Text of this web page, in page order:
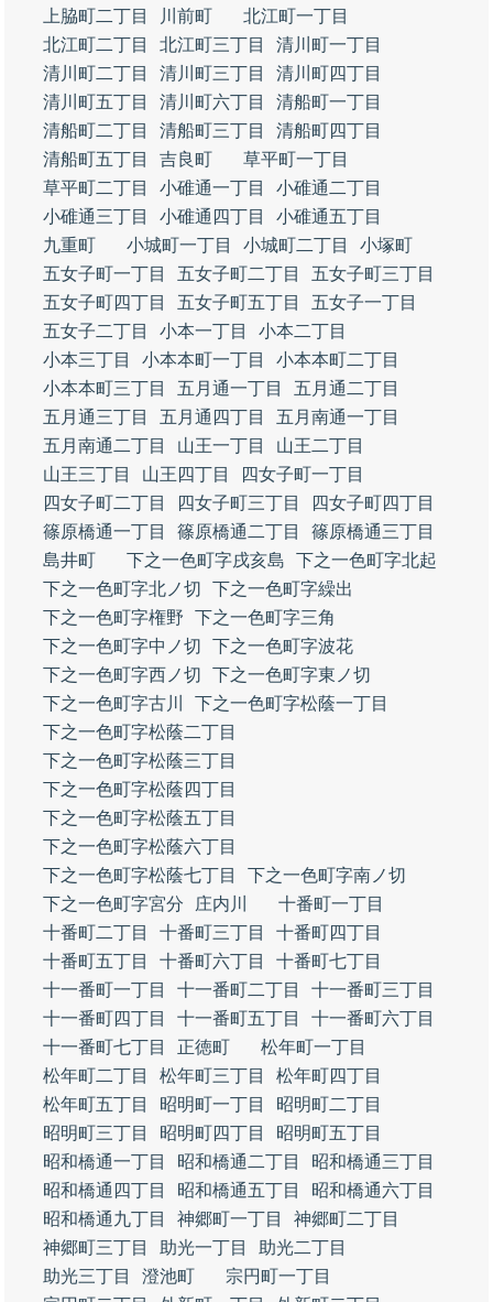
上脇町二丁目
川前町
北江町一丁目
北江町二丁目
北江町三丁目
清川町一丁目
清川町二丁目
清川町三丁目
清川町四丁目
清川町五丁目
清川町六丁目
清船町一丁目
清船町二丁目
清船町三丁目
清船町四丁目
清船町五丁目
吉良町
草平町一丁目
草平町二丁目
小碓通一丁目
小碓通二丁目
小碓通三丁目
小碓通四丁目
小碓通五丁目
九重町
小城町一丁目 小城町二丁目
小塚町
五女子町一丁目
五女子町二丁目
五女子町三丁目
五女子町四丁目
五女子町五丁目
五女子一丁目
五女子二丁目
小本一丁目
小本二丁目
小本三丁目
小本本町一丁目
小本本町二丁目
小本本町三丁目
五月通一丁目
五月通二丁目
五月通三丁目
五月通四丁目
五月南通一丁目
五月南通二丁目
山王一丁目
山王二丁目
山王三丁目
山王四丁目
四女子町一丁目
四女子町二丁目
四女子町三丁目
四女子町四丁目
篠原橋通一丁目
篠原橋通二丁目
篠原橋通三丁目
島井町
下之一色町字戌亥島
下之一色町字北起
下之一色町字北ノ切
下之一色町字繰出
下之一色町字権野
下之一色町字三角
下之一色町字中ノ切
下之一色町字波花
下之一色町字西ノ切
下之一色町字東ノ切
下之一色町字古川
下之一色町字松蔭一丁目
下之一色町字松蔭二丁目
下之一色町字松蔭三丁目
下之一色町字松蔭四丁目
下之一色町字松蔭五丁目
下之一色町字松蔭六丁目
下之一色町字松蔭七丁目
下之一色町字南ノ切
下之一色町字宮分
庄内川
十番町一丁目
十番町二丁目
十番町三丁目
十番町四丁目
十番町五丁目
十番町六丁目
十番町七丁目
十一番町一丁目
十一番町二丁目
十一番町三丁目
十一番町四丁目
十一番町五丁目
十一番町六丁目
十一番町七丁目
正徳町
松年町一丁目
松年町二丁目
松年町三丁目
松年町四丁目
松年町五丁目
昭明町一丁目
昭明町二丁目
昭明町三丁目
昭明町四丁目
昭明町五丁目
昭和橋通一丁目
昭和橋通二丁目
昭和橋通三丁目
昭和橋通四丁目
昭和橋通五丁目
昭和橋通六丁目
昭和橋通九丁目
神郷町一丁目
神郷町二丁目
神郷町三丁目
助光一丁目
助光二丁目
助光三丁目
澄池町
宗円町一丁目